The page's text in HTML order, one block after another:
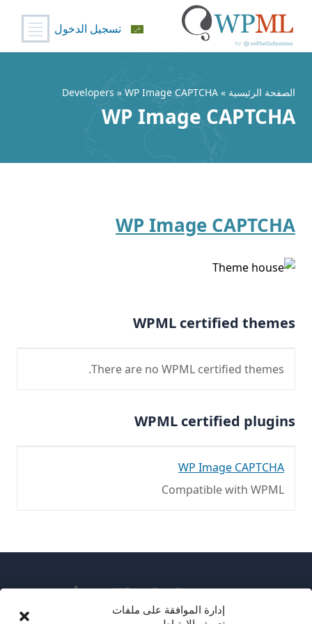
إدارة الموافقة على ملفات
المحتوى
تسجيل الدخول
الصفحة الرئيسية » Developers » WP Image CAPTCHA
WP Image CAPTCHA
WP Image CAPTCHA
WPML certified themes
There are no WPML certified themes.
WPML certified plugins
WP Image CAPTCHA
Compatible with WPML